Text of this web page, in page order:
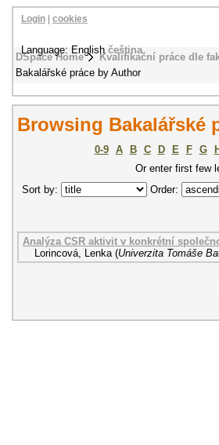
DSpace Home Kvalifikační práce dle
Bakalářské práce by Author
Login cookies
Language: Englishčeština
Browsing Bakalářské
0-9 A B C D E F G H
Or enter first few
Sort by:
Order:
Analýza CSR aktivit v konkrétní
Lorincová, Lenka (Univerzita Tomáše